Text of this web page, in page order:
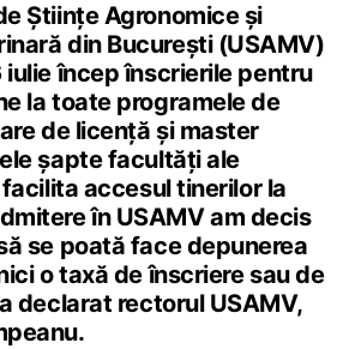
Științe Agronomice și
din București (USAMV)
încep înscrierile pentru
la toate programele de
de licență și master
șapte facultăți ale
facilita accesul tinerilor la
în USAMV am decis
se poată face depunerea
o taxă de înscriere sau de
declarat rectorul USAMV,